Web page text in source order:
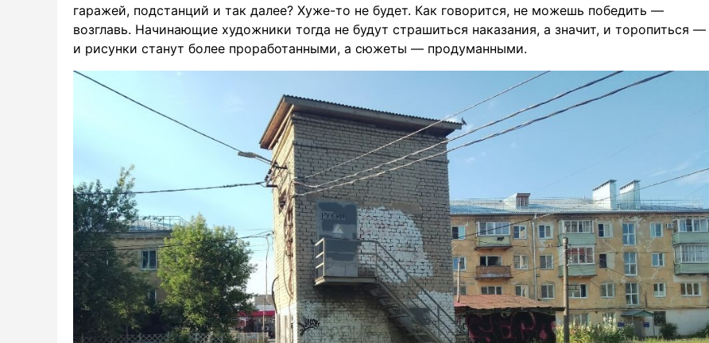
гаражей, подстанций и так далее? Хуже-то не будет. Как говорится, не можешь победить —
возглавь. Начинающие художники тогда не будут страшиться наказания, а значит, и торопиться —
и рисунки станут более проработанными, а сюжеты — продуманными.